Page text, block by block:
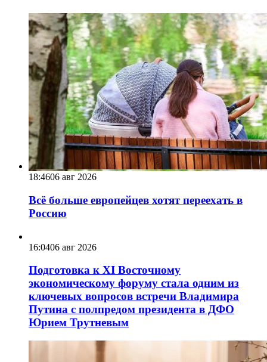
18:4606 авг 2026
Всё больше европейцев хотят переехать в
Россию
16:0406 авг 2026
Подготовка к XI Восточному
экономическому форуму стала одним из
ключевых вопросов встречи Владимира
Путина с полпредом президента в ДФО
Юрием Трутневым